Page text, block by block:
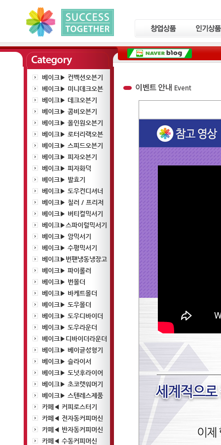
베이크▶ 컨벡션오븐기
베이크▶ 미니데크오븐
베이크▶ 데크오븐기
베이크▶ 콤비오븐기
베이크▶ 올인원오븐기
베이크▶ 로터리랙오븐
베이크▶ 스피드오븐기
베이크▶ 피자오븐기
베이크▶ 피자화덕
베이크▶ 발효기
베이크▶ 도우컨디셔너
베이크▶ 칠러 / 프리저
베이크▶ 버티컬믹서기
베이크▶스파이럴믹서기
베이크▶ 암믹서기
베이크▶ 수평믹서기
베이크▶번팬냉동냉장고
베이크▶ 파이롤러
베이크▶ 번몰더
베이크▶ 바케트몰더
베이크▶ 도우몰더
베이크▶ 도우디바이더
베이크▶ 도우라운더
베이크▶디바이더라운더
베이크▶ 베이글성형기
베이크▶ 슬라이서
베이크▶ 도넛후라이어
베이크▶ 초코렛워머기
베이크▶ 스텐레스제품
카페◀ 커피로스터기
카페◀ 전자동커피머신
카페◀ 반자동커피머신
카페◀ 수동커피머신